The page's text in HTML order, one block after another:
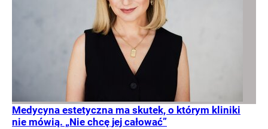
Medycyna estetyczna ma skutek, o którym kliniki
nie mówią. „Nie chcę jej całować”